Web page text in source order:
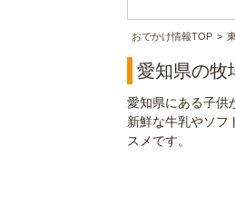
おでかけ情報TOP
愛知県の牧
愛知県にある子供
新鮮な牛乳やソフ
スメです。